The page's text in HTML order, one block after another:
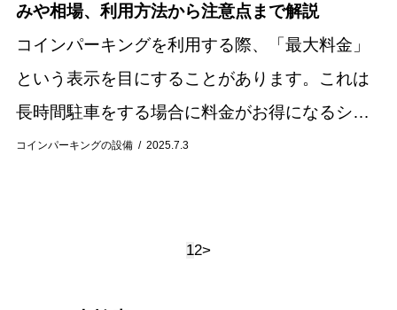
コインパーキングの設備 2025.7.3
みや相場、利用方法から注意点まで解説
コインパーキングを利用する際、「最大料金」
という表示を目にすることがあります。これは
長時間駐車をする場合に料金がお得になるシス
テムですが、その仕組みや適用条件は駐車場に
12>